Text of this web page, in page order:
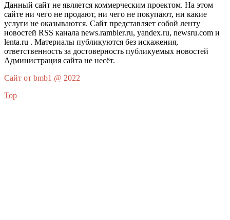
Данный сайт не является коммерческим проектом. На этом
сайте ни чего не продают, ни чего не покупают, ни какие
услуги не оказываются. Сайт представляет собой ленту
новостей RSS канала news.rambler.ru, yandex.ru, newsru.com и
lenta.ru . Материалы публикуются без искажения,
ответственность за достоверность публикуемых новостей
Администрация сайта не несёт.
Сайт от bmb1 @ 2022
Top